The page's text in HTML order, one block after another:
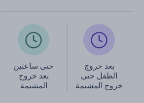
بعد خروج
الطفل حتى
خروج المشيمة
حتى ساعتين
بعد خروج
المشيمة